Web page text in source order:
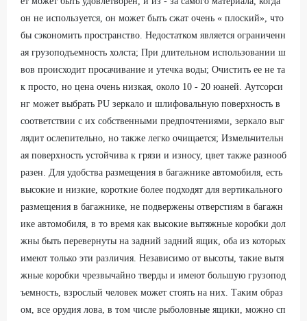
он не используется, он может быть сжат очень « плоский», что
бы сэкономить пространство. Недостатком является ограниченн
ая грузоподъемность холста; При длительном использовании ш
вов происходит просачивание и утечка воды; Очистить ее не та
к просто, но цена очень низкая, около 10 - 20 юаней. Аутсорси
нг может выбрать PU зеркало и шлифовальную поверхность в
соответствии с их собственными предпочтениями, зеркало выг
лядит ослепительно, но также легко очищается; Измельчительн
ая поверхность устойчива к грязи и износу, цвет также разнооб
разен. Для удобства размещения в багажнике автомобиля, есть
высокие и низкие, короткие более подходят для вертикального
размещения в багажнике, не подвержены отверстиям в багажн
ике автомобиля, в то время как высокие вытяжные коробки дол
жны быть перевернуты на задний задний ящик, оба из которых
имеют только эти различия. Независимо от высоты, такие вытя
жные коробки чрезвычайно тверды и имеют большую грузопод
ъемность, взрослый человек может стоять на них. Таким образ
ом, все орудия лова, в том числе рыболовные ящики, можно сп